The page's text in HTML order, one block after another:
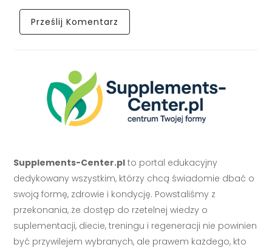
Supplements-Center.pl to portal edukacyjny
dedykowany wszystkim, którzy chcą świadomie dbać o
swoją formę, zdrowie i kondycję. Powstaliśmy z
przekonania, że dostęp do rzetelnej wiedzy o
suplementacji, diecie, treningu i regeneracji nie powinien
być przywilejem wybranych, ale prawem każdego, kto